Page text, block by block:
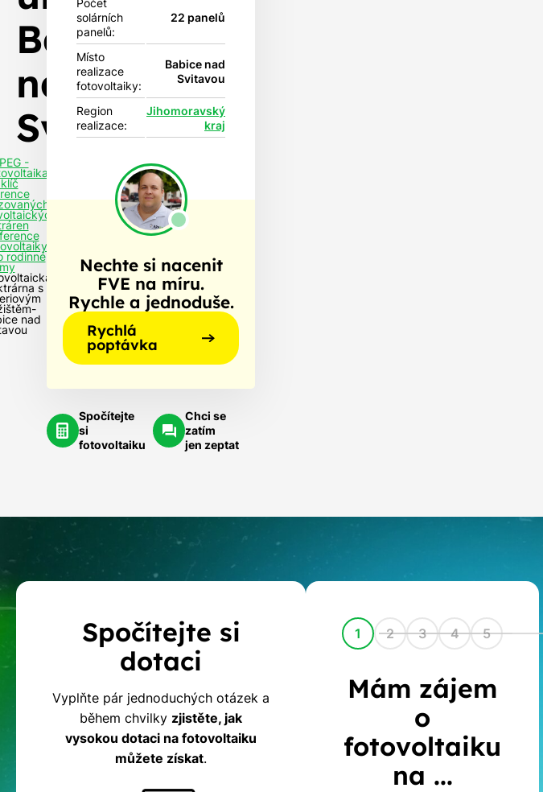
Babice
nad
Svitavou
-
rodinné
s
nad
Počet
solárních
panelů:
22 panelů
Místo
realizace
fotovoltaiky:
Babice nad
Svitavou
Region
realizace:
Jihomoravský
kraj
Nechte si nacenit
FVE na míru.
Rychle a jednoduše.
Rychlá
poptávka
Spočítejte
si
fotovoltaiku
Chci se
zatím
jen zeptat
Kalkulačka
dotací
na
fotovoltaiku
Spočítejte si
dotaci
Vyplňte pár jednoduchých otázek a
během chvilky zjistěte, jak
vysokou dotaci na fotovoltaiku
můžete získat.
1 2 3 4 5
Mám zájem
o
fotovoltaiku
na ...